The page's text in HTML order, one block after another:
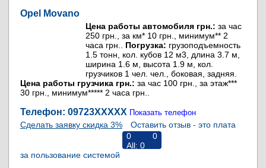
Opel Movano
Цена работы автомобиля грн.: за час
250 грн., за км* 10 грн., минимум** 2
часа грн.. Погрузка: грузоподъемность
1.5 тонн, кол. кубов 12 м3, длина 3.7 м,
ширина 1.6 м, высота 1.9 м, кол.
грузчиков 1 чел. чел., боковая, задняя.
Цена работы грузчика грн.: за час 100 грн., за этаж***
30 грн., минимум***** 2 часа грн..
Телефон: 09723XXXXX Показать телефон
Сделать заявку скидка 3% Оставить отзыв - это плата
за пользование системой
0
0
All: 0